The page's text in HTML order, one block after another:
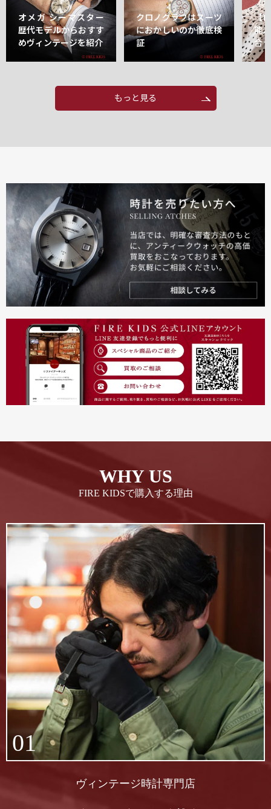
オメガ シーマスター
歴代モデルからおすす
めヴィンテージを紹介
クロノグラフはスーツ
におかしいのか徹底検
証
【
能
合
もっと見る
WHY US
FIRE KIDSで購入する理由
01
ヴィンテージ時計専門店